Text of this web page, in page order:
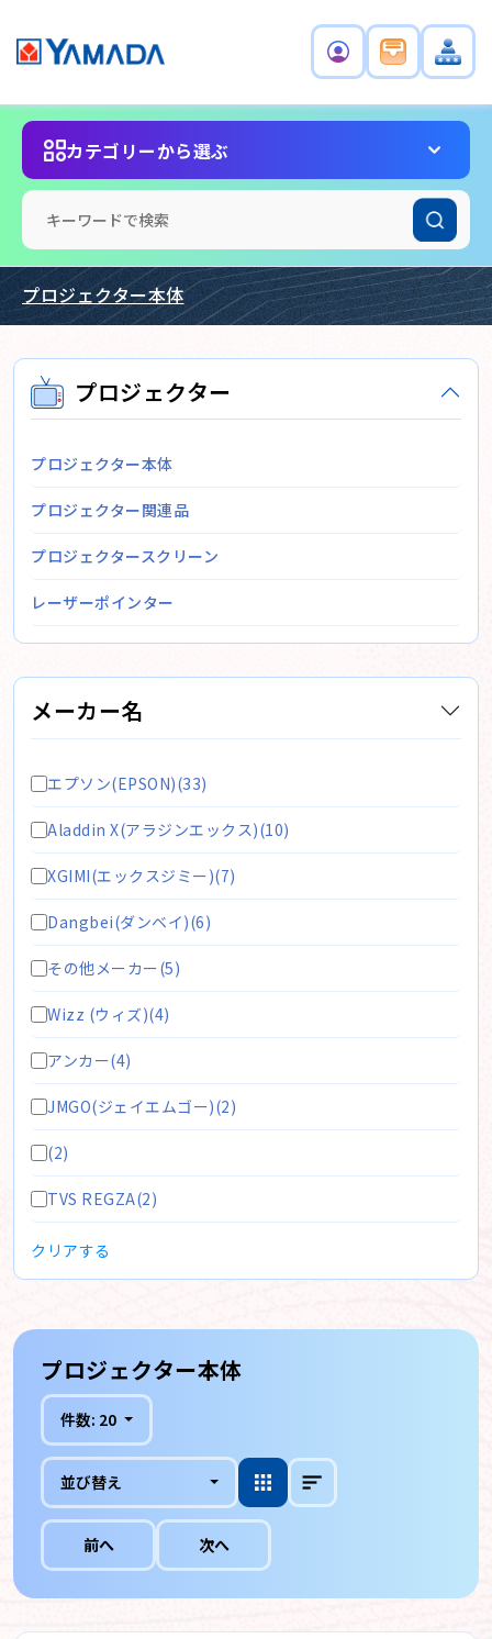
カテゴリーから選ぶ
プロジェクター本体
プロジェクター
プロジェクター本体
プロジェクター関連品
プロジェクタースクリーン
レーザーポインター
メーカー名
エプソン(EPSON)(33)
Aladdin X(アラジンエックス)(10)
XGIMI(エックスジミー)(7)
Dangbei(ダンベイ)(6)
その他メーカー(5)
Wizz (ウィズ)(4)
アンカー(4)
JMGO(ジェイエムゴー)(2)
(2)
TVS REGZA(2)
クリアする
プロジェクター本体
件数: 20
並び替え
前へ 次へ